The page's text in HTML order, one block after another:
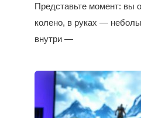
Представьте момент: вы
колено, в руках —
внутри —